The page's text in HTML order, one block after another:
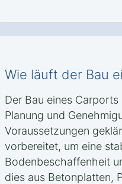
Wie läuft der Bau
Der Bau eines
Planung und
Voraussetzungen
vorbereitet, um eine
Bodenbeschaffenheit
dies aus Betonplatten,